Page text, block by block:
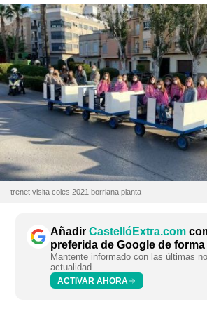
trenet visita coles 2021 borriana planta
Añadir CastellóExtra.com
preferida de Google de
Mantente informado con las últimas
actualidad.
ACTIVAR AHORA